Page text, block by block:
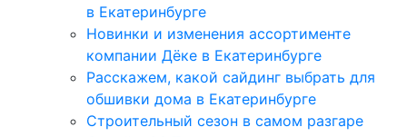
в Екатеринбурге
Новинки и изменения ассортименте
компании Дёке в Екатеринбурге
Расскажем, какой сайдинг выбрать для
обшивки дома в Екатеринбурге
Строительный сезон в самом разгаре